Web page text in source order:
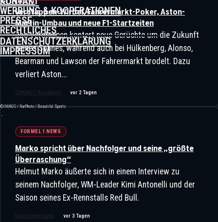
WERBUNG & KOOPERATIONEN
PRESSE
RECHTLICHES
DATENSCHUTZERKLÄRUNG
IMPRESSUM
„Russell Hat Es Verschlafen!“ –
Surer Zerlegt Mercedes-Duell,
Hamilton Löst Ferrari-Euphorie Aus
Erbe Von Gilles
„Der Tag, An Dem Die Sonne Vom
Himmel Fiel“: Als Berger Seinen
Verstappen-Wirbel, Fahrermarkt-Poker, Aston-
Martin-Umbau und neue F1-Startzeiten
Jos Verstappen kontert neue Gerüchte um die Zukunft
seines Sohnes, während auch bei Hülkenberg, Alonso,
Bearman und Lawson der Fahrermarkt brodelt. Dazu
verliert Aston...
CHAMP1 Redaktion vor 2 Tagen
©IMAGO / NurPhoto / Beautiful Sports
FORMEL 1 NEWS
Marko spricht über Nachfolger und seine „größte
Überraschung“
Helmut Marko äußerte sich in einem Interview zu
seinem Nachfolger, WM-Leader Kimi Antonelli und der
Saison seines Ex-Rennstalls Red Bull.
David Heermann vor 3 Tagen